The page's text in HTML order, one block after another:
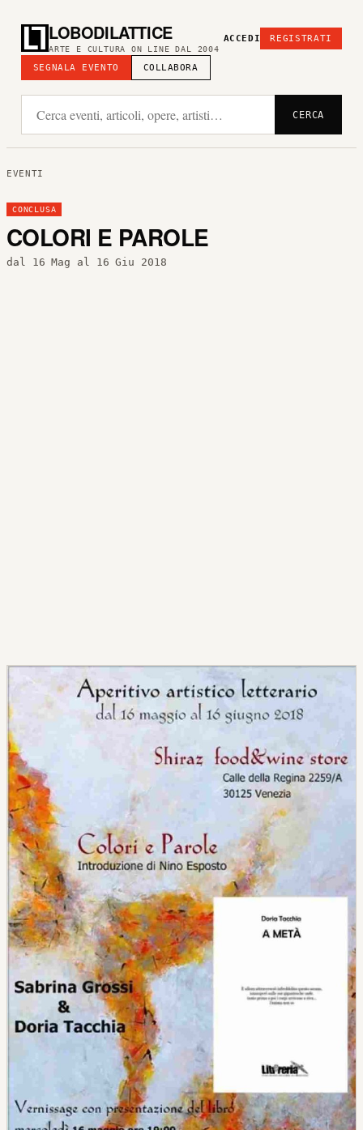
LOBODILATTICE
ARTE E CULTURA ON LINE DAL 2004
SEGNALA EVENTO COLLABORA
ACCEDI REGISTRATI
CERCA
EVENTI
CONCLUSA
COLORI E PAROLE
dal 16 Mag al 16 Giu 2018